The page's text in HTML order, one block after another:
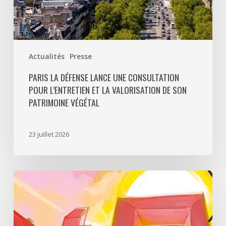
Actualités Presse
son
patrimoine
végétal
PARIS LA DÉFENSE LANCE UNE CONSULTATION
POUR L’ENTRETIEN ET LA VALORISATION DE SON
PATRIMOINE VÉGÉTAL
23 juillet 2026
Paris
La
Défense
lance